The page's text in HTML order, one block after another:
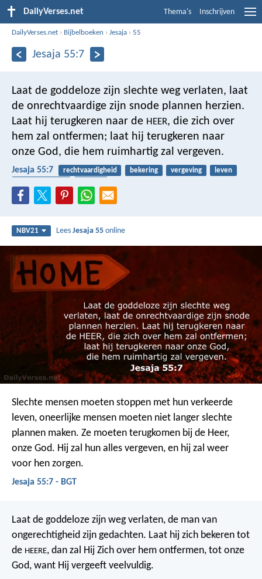
DailyVerses.net Thema's Inschrijven
DailyVerses.net › Bijbelboeken ›Jesaja ›55
Jesaja 55:7
Laat de goddeloze zijn slechte weg verlaten, laat
de onrechtvaardige zijn snode plannen herzien.
Laat hij terugkeren naar de HEER, die zich over
hem zal ontfermen; laat hij terugkeren naar
onze God, die hem ruimhartig zal vergeven.
Jesaja 55:7 rechtvaardigheid bekering vergeving
leven
NBV21 LeesJesaja 55 online
Slechte mensen moeten stoppen met hun verkeerde
leven, oneerlijke mensen moeten niet langer slechte
plannen maken. Ze moeten terugkomen bij de Heer,
onze God. Hij zal hun alles vergeven, en hij zal weer
voor hen zorgen.
Jesaja 55:7 - BGT
Laat de goddeloze zijn weg verlaten, de man van
ongerechtigheid zijn gedachten. Laat hij zich bekeren tot
de HEERE, dan zal Hij Zich over hem ontfermen, tot onze
God, want Hij vergeeft veelvuldig.